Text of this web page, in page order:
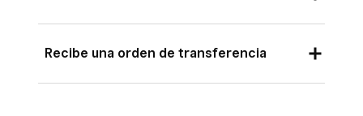
estos pasos:
Recibe una orden de transferencia